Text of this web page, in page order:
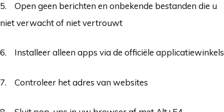
5. Open geen berichten en onbekende bestanden die u
niet verwacht of niet vertrouwt
6. Installeer alleen apps via de officiële applicatiewinkels
7. Controleer het adres van websites